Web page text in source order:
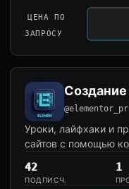
ЦЕНА ПО
ЗАПРОСУ
Создание
Уроки, лайфхаки и
сайтов с помощью
42
ПОДПИСЧ.
1